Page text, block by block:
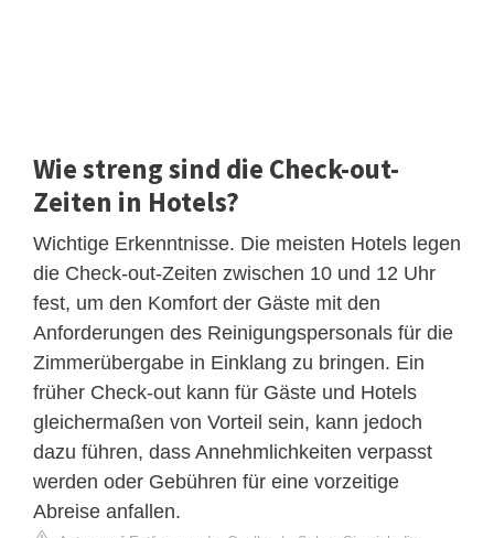
Wie streng sind die Check-out-
Zeiten in Hotels?
Wichtige Erkenntnisse. Die meisten Hotels legen
die Check-out-Zeiten zwischen 10 und 12 Uhr
fest, um den Komfort der Gäste mit den
Anforderungen des Reinigungspersonals für die
Zimmerübergabe in Einklang zu bringen. Ein
früher Check-out kann für Gäste und Hotels
gleichermaßen von Vorteil sein, kann jedoch
dazu führen, dass Annehmlichkeiten verpasst
werden oder Gebühren für eine vorzeitige
Abreise anfallen.